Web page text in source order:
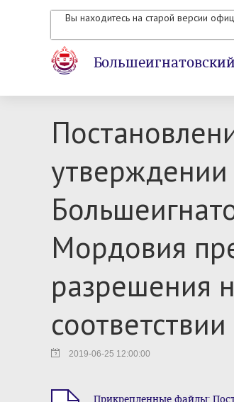
Вы находитесь на старой версии
утверждении
Мордовия
разрешения
2019-06-25 12:00:00
Прикрепленные файлы: